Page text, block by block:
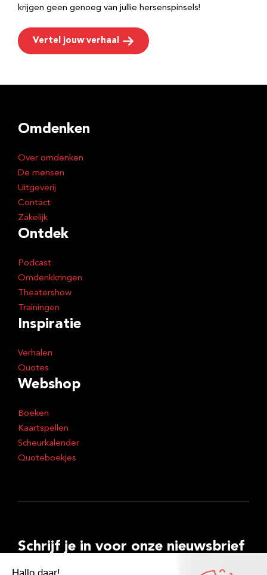
krijgen geen genoeg van jullie hersenspinsels!
Vertel jouw verhaal
Omdenken
Over omdenken
De mensen
Uitgeverij
Contact
Zakelijk
Ontdek
Podcast
Omdenkkringen
Theatershow
Trainingen
Inspiratie
Verhalen
Quotes
Webshop
Boeken
Kaartspellen
Scheurkalender
Quoteboekjes
Schrijf je in voor onze nieuwsbrief